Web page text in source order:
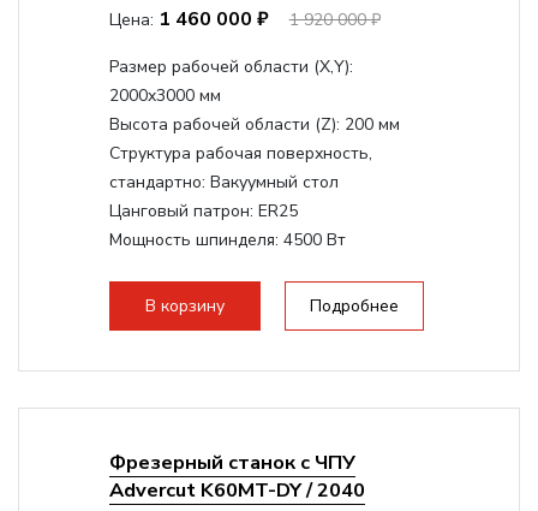
Цена: 1 460 000 ₽ 1 920 000 ₽
Размер рабочей области (Х,Y):
2000x3000 мм
Высота рабочей области (Z): 200 мм
Структура рабочая поверхность,
стандартно: Вакуумный стол
Цанговый патрон: ER25
Мощность шпинделя: 4500 Вт
Мощность инвертора:
10500 Вт
В корзину Подробнее
Фрезерный станок с ЧПУ
Advercut K60MT-DY / 2040